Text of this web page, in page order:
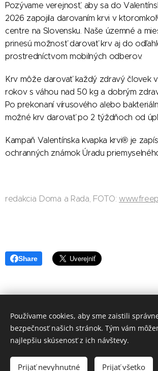
Pozývame verejnosť, aby sa do
2026 zapojila darovaním krvi v
centre na Slovensku. Naše územné a
prinesú možnosť darovať krv aj do
prostredníctvom mobilných odberov.
Krv môže darovať každý zdravý človek
rokov s váhou nad 50 kg a dobrým
Po prekonaní vírusového alebo
možné krv darovať po 2 týždňoch od
Kampaň Valentínska kvapka krvi® je
ochranných známok Úradu
redakcia Doma a Rada, FOTO:
Share
redakcia Doma a Rada
Vytvořeno službouWebnode
Jazyky
Používame cookies, aby sme zaistili
bezpečnosť našich stránok. Tým vám
najlepšiu skúsenosť z ich návštevy.
Prijať nevyhnutné Prijať všetko